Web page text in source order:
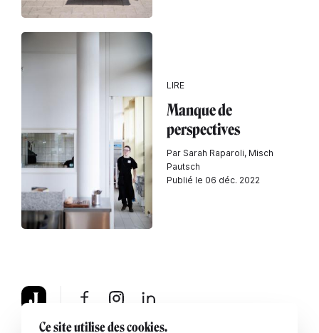
LIRE
Manque de
perspectives
Par Sarah Raparoli, Misch
Pautsch
Publié le 06 déc. 2022
Ce site utilise des cookies.